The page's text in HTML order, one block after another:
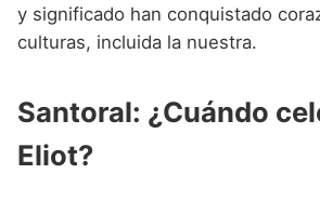
y significado han conquistado
culturas, incluida la nuestra.
Santoral: ¿Cuándo
Eliot?